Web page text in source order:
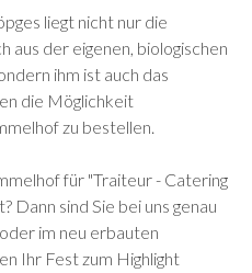
liegt nicht nur die
aus der eigenen, biologischen
ihm ist auch das
die Möglichkeit
zu bestellen.
für "Traiteur - Catering
Dann sind Sie bei uns genau
im neu erbauten
Ihr Fest zum Highlight